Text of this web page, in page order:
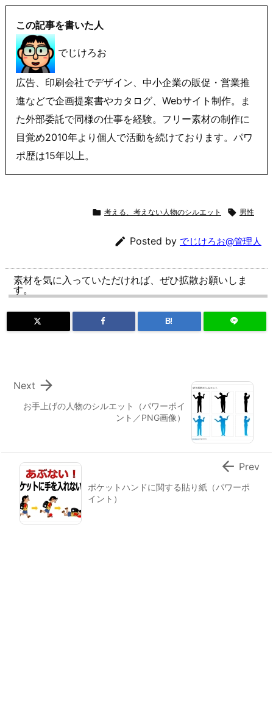
この記事を書いた人
でじけろお
広告、印刷会社でデザイン、中小企業の販促・営業推
進などで企画提案書やカタログ、Webサイト制作。ま
た外部委託で同様の仕事を経験。フリー素材の制作に
目覚め2010年より個人で活動を続けております。パワ
ポ歴は15年以上。
 考える、考えない人物のシルエット  男性
 Posted by でじけろお@管理人
素材を気に入っていただければ、ぜひ拡散お願いしま
す。
B!
お手上げの人物のシルエット（パワーポイ
ント／PNG画像）

Next
ポケットハンドに関する貼り紙（パワーポ
イント）
 Prev